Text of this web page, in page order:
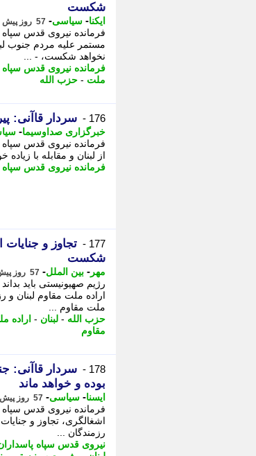
شکست
ایکنا- سیاسی- 57 روز پیش - پنجشنبه 21 خرداد 1405، 20:12
فرمانده نیروی قدس سپاه
مستمر علیه مردم جنوب
نخواهد شکست، - ...
فرمانده نیروی قدس سپاه
ملت - حزب الله
176 - سردار قاآنی:
خبرگزاری صداوسیما-
فرمانده نیروی قدس
از لبنان و مقابله با
فرمانده نیروی قدس سپاه
177 -
تجاوز و
شکست
مهر - بین الملل- 57 روز پیش - پنجشنبه 21 خرداد 1405، 20:00
رژیم صهیونیستی باید
اراده ملت مقاوم لبنان
ملت مقاوم ...
حزب الله - لبنان - اراده
مقاوم
178 -
سردار قاآنی:
بوده و خواهد ماند
ایسنا- سیاسی- 57 روز پیش - پنجشنبه 21 خرداد 1405، 19:55
فرمانده نیروی قدس سپاه
اشغالگری، تجاوز و
رزمندگان ...
نیروی قدس سپاه